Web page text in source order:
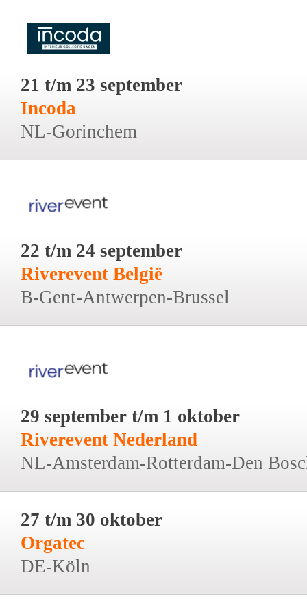
21 t/m 23 september
Incoda
NL-Gorinchem
22 t/m 24 september
Riverevent België
B-Gent-Antwerpen-Brussel
29 september t/m 1 oktober
Riverevent Nederland
NL-Amsterdam-Rotterdam-Den
27 t/m 30 oktober
Orgatec
DE-Köln